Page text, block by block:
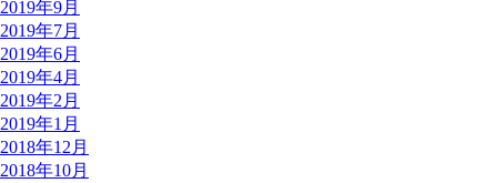
2019年9月
2019年7月
2019年6月
2019年4月
2019年2月
2019年1月
2018年12月
2018年10月